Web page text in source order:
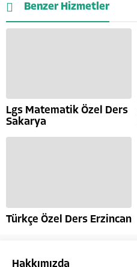
Benzer Hizmetler
Lgs Matematik Özel Ders
Sakarya
Türkçe Özel Ders Erzincan
Hakkımızda